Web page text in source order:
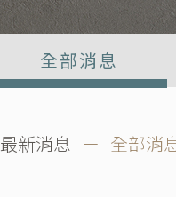
全部消息
最新消息 － 全部消